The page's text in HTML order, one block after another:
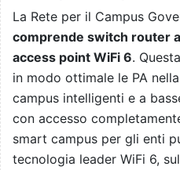
La Rete per il Campus
comprende switch router
access point WiFi 6.
in modo ottimale le PA
campus intelligenti e a
con accesso
smart campus per gli enti
tecnologia leader WiFi 6,